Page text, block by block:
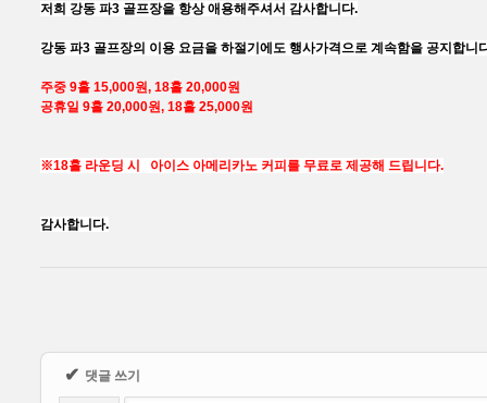
저희 강동 파3 골프장을 항상 애용해주셔서 감사합니다.
강동 파3 골프장의 이용 요금을 하절기에도 행사가격으로 계속함을 공지합니
주중 9홀 15,000원, 18홀 20,000원
공휴일 9홀 20,000원, 18홀 25,000원
※18홀 라운딩 시 아이스 아메리카노 커피를 무료로 제공해 드립니다.
감사합니다.
✔ 댓글 쓰기
Sketchbook5, 스케치북5
Sketchbook5, 스케치북5